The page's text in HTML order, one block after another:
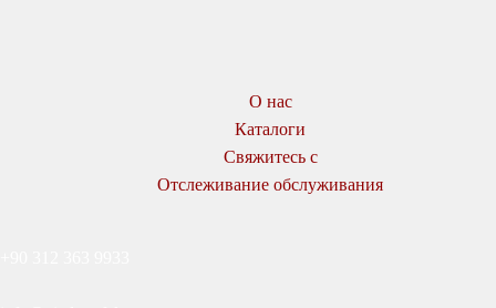
О нас
Каталоги
Свяжитесь с
Отслеживание обслуживания